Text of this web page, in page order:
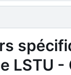
LSTU -